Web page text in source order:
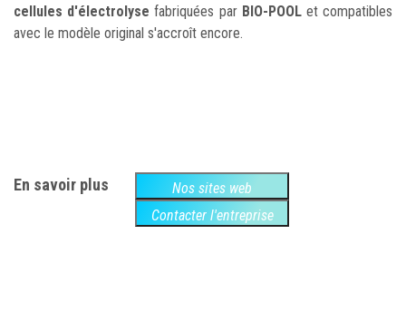
cellules d'électrolysefabriquées par BIO-POOLet compatibles
avec le modèle original s'accroît encore.
En savoir plus
Nos sites web
Contacter l'entreprise